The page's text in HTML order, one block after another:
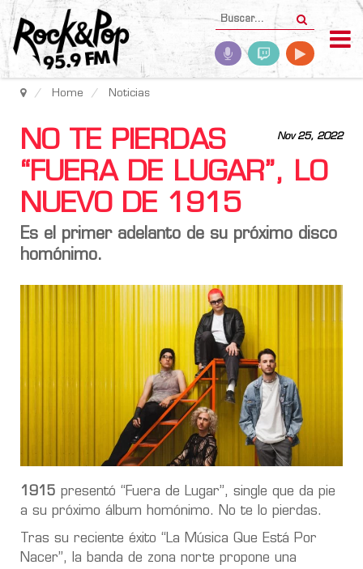
Home Noticias
Nov 25, 2022
NO TE PIERDAS
“FUERA DE LUGAR”, LO
NUEVO DE 1915
Es el primer adelanto de su próximo disco
homónimo.
1915 presentó “Fuera de Lugar”, single que da pie
a su próximo álbum homónimo. No te lo pierdas.
Tras su reciente éxito “La Música Que Está Por
Nacer”, la banda de zona norte propone una